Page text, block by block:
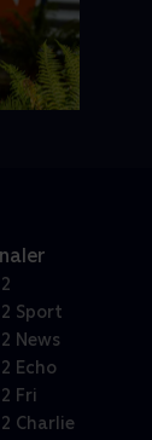
2 Sport
News
Echo
Fri
2 Charlie